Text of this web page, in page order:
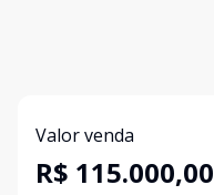
Valor venda
R$ 115.000,00